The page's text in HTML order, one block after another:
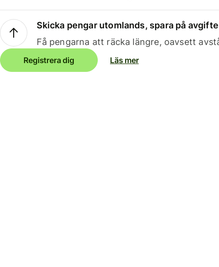
Skicka pengar utomlands, spara på
Få pengarna att räcka längre, oavsett
Registrera dig Läs mer